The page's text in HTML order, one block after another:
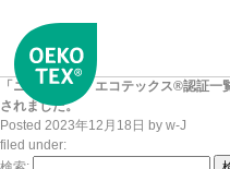
「ニッセンケン エコテックス®認証
されました。
Posted 2023年12月18日 by w-J
filed under: